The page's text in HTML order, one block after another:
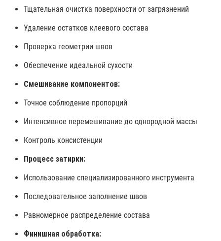
Тщательная очистка поверхности от загрязнений
Удаление остатков клеевого состава
Проверка геометрии швов
Обеспечение идеальной сухости
Смешивание компонентов:
Точное соблюдение пропорций
Интенсивное перемешивание до однородной массы
Контроль консистенции
Процесс затирки:
Использование специализированного инструмента
Последовательное заполнение швов
Равномерное распределение состава
Финишная обработка: